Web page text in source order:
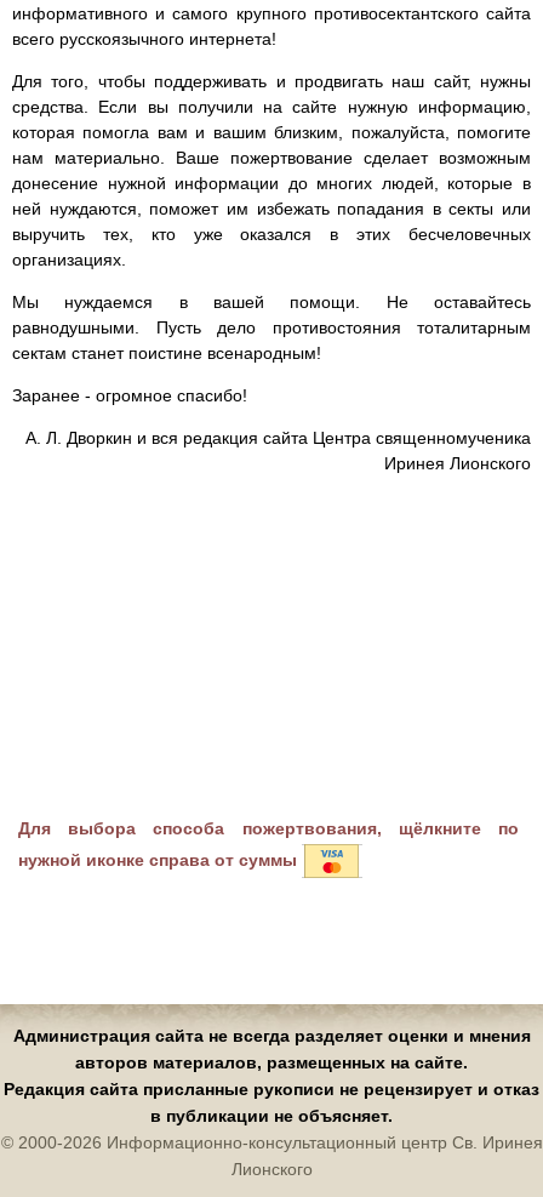
информативного и самого крупного противосектантского сайта
всего русскоязычного интернета!
Для того, чтобы поддерживать и продвигать наш сайт, нужны
средства. Если вы получили на сайте нужную информацию,
которая помогла вам и вашим близким, пожалуйста, помогите
нам материально. Ваше пожертвование сделает возможным
донесение нужной информации до многих людей, которые в
ней нуждаются, поможет им избежать попадания в секты или
выручить тех, кто уже оказался в этих бесчеловечных
организациях.
Мы нуждаемся в вашей помощи. Не оставайтесь
равнодушными. Пусть дело противостояния тоталитарным
сектам станет поистине всенародным!
Заранее - огромное спасибо!
А. Л. Дворкин и вся редакция сайта Центра священномученика
Иринея Лионского
Для выбора способа пожертвования, щёлкните по
нужной иконке справа от суммы
Администрация сайта не всегда разделяет оценки и мнения
авторов материалов, размещенных на сайте.
Редакция сайта присланные рукописи не рецензирует и отказ
в публикации не объясняет.
© 2000-2026 Информационно-консультационный центр Св. Иринея
Лионского